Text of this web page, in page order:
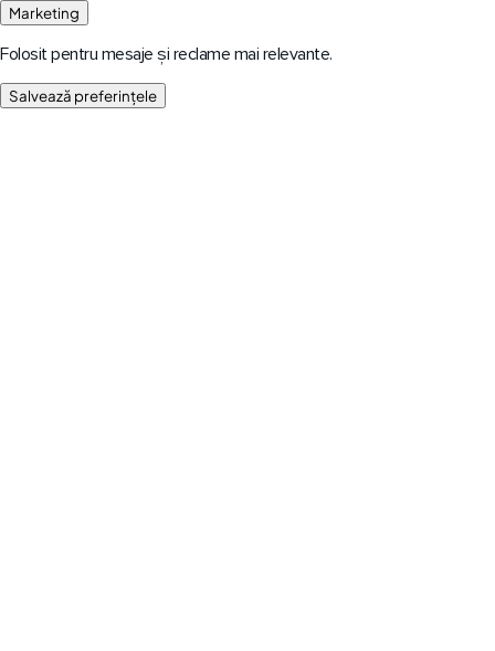
Marketing
Folosit pentru mesaje și reclame mai relevante.
Salvează preferințele